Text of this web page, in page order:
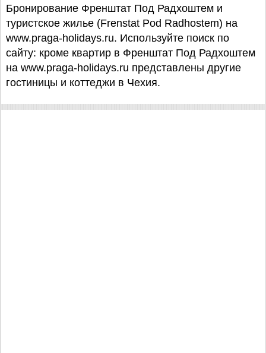
Бронирование Френштат Под Радхоштем и
туристское жилье (Frenstat Pod Radhostem) на
www.praga-holidays.ru. Используйте поиск по
сайту: кроме квартир в Френштат Под Радхоштем
на www.praga-holidays.ru представлены другие
гостиницы и коттеджи в Чехия.